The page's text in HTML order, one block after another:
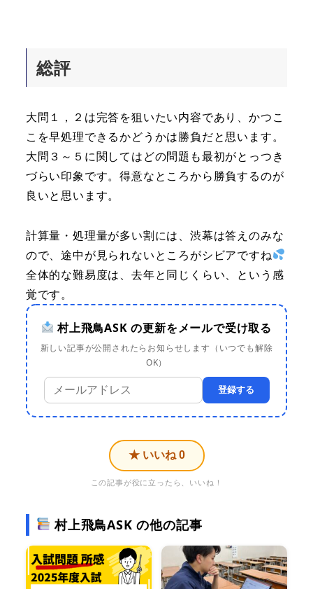
総評
大問１，２は完答を狙いたい内容であり、かつこ
こを早処理できるかどうかは勝負だと思います。
大問３～５に関してはどの問題も最初がとっつき
づらい印象です。得意なところから勝負するのが
良いと思います。
計算量・処理量が多い割には、渋幕は答えのみな
ので、途中が見られないところがシビアですね
全体的な難易度は、去年と同じくらい、という感
覚です。
村上飛鳥ASK の更新をメールで受け取る
新しい記事が公開されたらお知らせします（いつでも解除
OK）
登録する
★ いいね 0
この記事が役に立ったら、いいね！
村上飛鳥ASK の他の記事